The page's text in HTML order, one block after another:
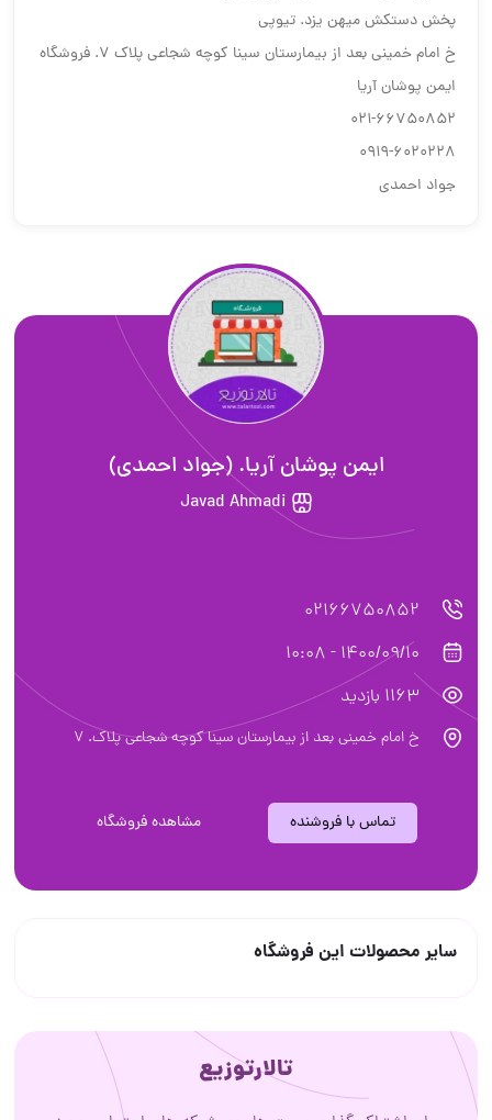
پخش دستكش ميهن يزد. تيوپي
خ امام خميني بعد از بيمارستان سينا كوچه شجاعي پلاك 7. فروشگاه
ايمن پوشان آريا
021-66750852
0919-6020228
جواد احمدي
ایمن پوشان آریا. (جواد احمدی)
Javad Ahmadi
02166750852
1400/09/10 - 10:08
1163 بازدید
خ امام خميني بعد از بيمارستان سينا كوچه شجاعي پلاك. 7
تماس با فروشنده مشاهده فروشگاه
سایر محصولات این فروشگاه
تالارتوزیع